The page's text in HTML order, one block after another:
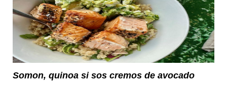
Somon, quinoa si sos cremos de avocado